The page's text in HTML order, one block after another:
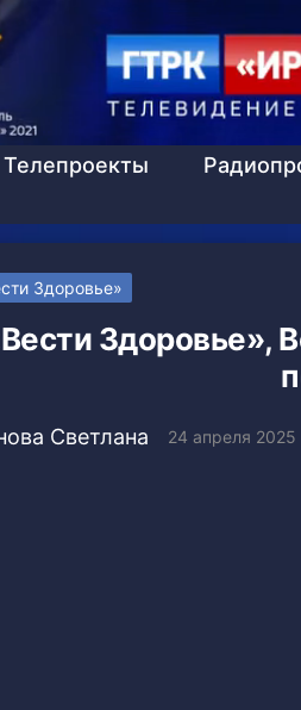
Телепроекты
Здоровье»
Здоровье»,
Светлана 24 апреля